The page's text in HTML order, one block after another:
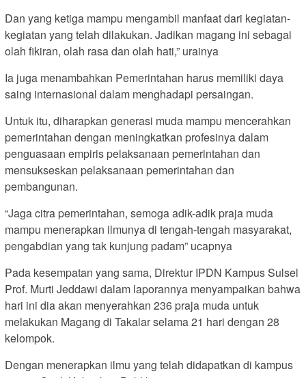
Dan yang ketiga mampu mengambil manfaat dari kegiatan-
kegiatan yang telah dilakukan. Jadikan magang ini sebagai
olah fikiran, olah rasa dan olah hati,” urainya
Ia juga menambahkan Pemerintahan harus memiliki daya
saing internasional dalam menghadapi persaingan.
Untuk itu, diharapkan generasi muda mampu mencerahkan
pemerintahan dengan meningkatkan profesinya dalam
penguasaan empiris pelaksanaan pemerintahan dan
mensukseskan pelaksanaan pemerintahan dan
pembangunan.
“Jaga citra pemerintahan, semoga adik-adik praja muda
mampu menerapkan ilmunya di tengah-tengah masyarakat,
pengabdian yang tak kunjung padam” ucapnya
Pada kesempatan yang sama, Direktur IPDN Kampus Sulsel
Prof. Murti Jeddawi dalam laporannya menyampaikan bahwa
hari ini dia akan menyerahkan 236 praja muda untuk
melakukan Magang di Takalar selama 21 hari dengan 28
kelompok.
Dengan menerapkan ilmu yang telah didapatkan di kampus